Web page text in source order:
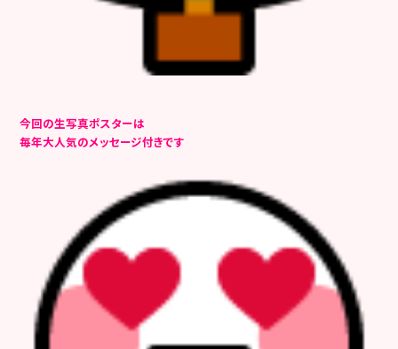
今回の生写真ポスターは
毎年大人気のメッセージ付きです